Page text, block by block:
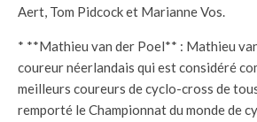
Aert, Tom Pidcock et Marianne Vos.
* **Mathieu van der Poel** : Mathieu
coureur néerlandais qui est considéré
meilleurs coureurs de cyclo-cross de
remporté le Championnat du monde de